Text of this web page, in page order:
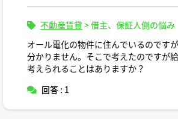
不動産賃貸 >借主、保証人側の悩み
オール電化の物件に住んでいるのです
分かりません。そこで考えたのですが
考えられることはありますか？
回答 : 1